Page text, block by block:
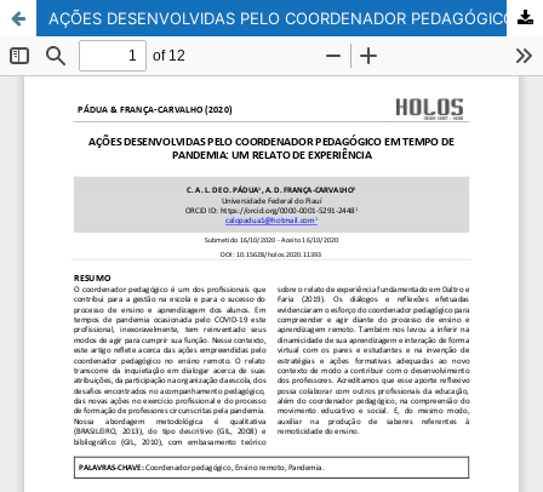
AÇÕES DESENVOLVIDAS PELO COORDENADOR PEDAGÓGICO EM TEMPO DE PANDEMIA: UM RELATO DE EXPERIÊNCIA